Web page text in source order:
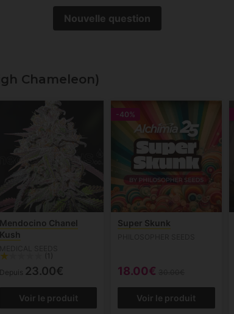
Nouvelle question
Chameleon)
Mendocino Chanel
Kush
(1)
Depuis 23.00€
Voir le produit
-40%
Super Skunk
18.00€
Voir le produit